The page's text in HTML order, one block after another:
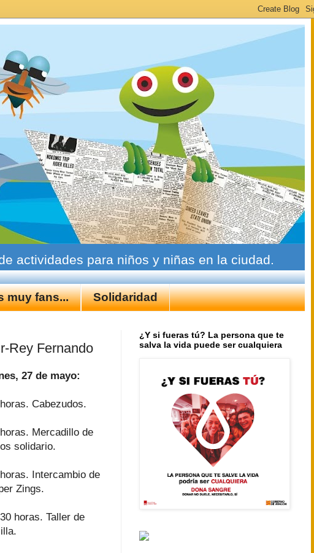
actividades para niños y niñas en la ciudad.
muy fans... Solidaridad
Rey Fernando
27 de mayo:
Cabezudos.
Mercadillo de
solidario.
Intercambio de
Zings.
horas. Taller de
¿Y si fueras tú? La persona que te
salva la vida puede ser cualquiera